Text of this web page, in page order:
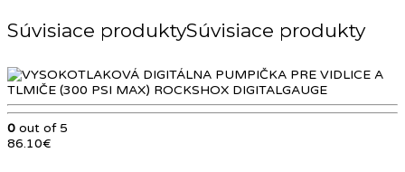
Súvisiace produkty
0 out of 5
86.10€